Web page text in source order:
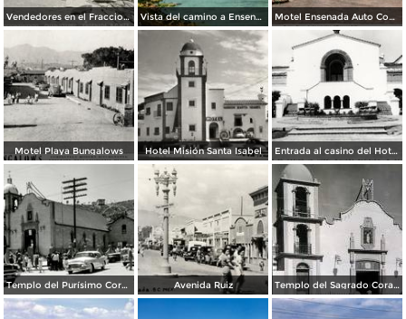
Vendedores en el Fraccionamiento Chapultepec, con Motel Coronado al fondo Vista del camino a Ensenada Motel Ensenada Auto Court
Motel Playa Bungalows Hotel Misión Santa Isabel Entrada al casino del Hotel Riviera Pacífico
Templo del Purísimo Corazón de María, salida de misa Avenida Ruiz Templo del Sagrado Corazon.